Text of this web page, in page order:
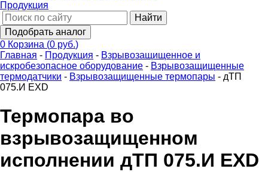
Продукция
Найти
Подобрать аналог
0 Корзина (0 руб.)
Главная - Продукция - Взрывозащищенное и
искробезопасное оборудование - Взрывозащищенные
термодатчики - Взрывозащищенные термопары - дТП
075.И EXD
Термопара во
взрывозащищенном
исполнении дТП 075.И EXD